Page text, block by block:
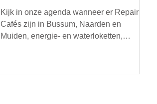
Kijk in onze agenda wanneer er Repair
Cafés zijn in Bussum, Naarden en
Muiden, energie- en waterloketten,